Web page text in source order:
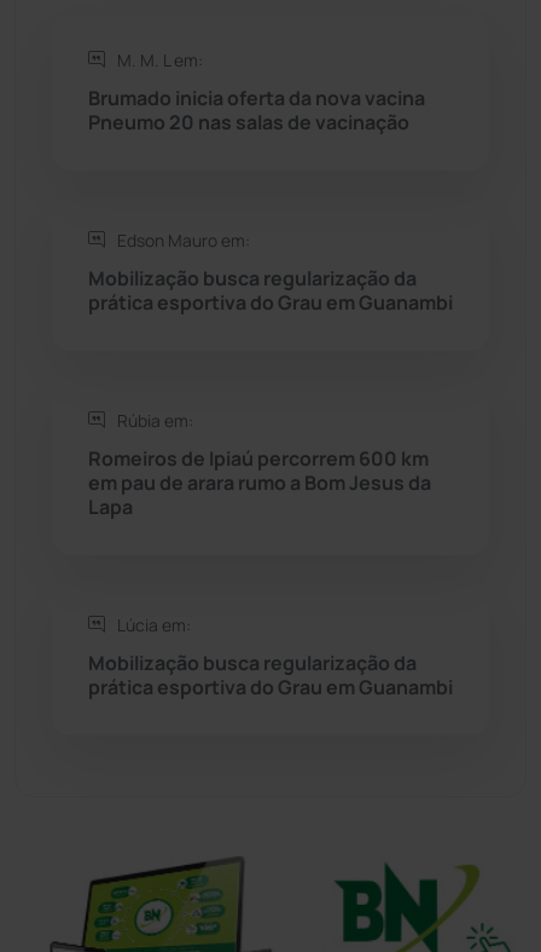
Rio do Antônio
Rio do Pires
Seabra
Sebastião Laranjeiras (96)
Tanhaçu
M. M. L em:
Brumado inicia oferta da nova vacina
Pneumo 20 nas salas de vacinação
Edson Mauro em:
Mobilização busca regularização da
prática esportiva do Grau em Guanambi
Rúbia em:
Romeiros de Ipiaú percorrem 600 km
em pau de arara rumo a Bom Jesus da
Lapa
Lúcia em:
Mobilização busca regularização da
prática esportiva do Grau em Guanambi